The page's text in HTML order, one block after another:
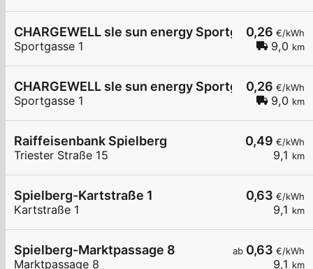
0,26 €/kWh
9,0 km
CHARGEWELL sle sun energy Sportgasse 1
Sportgasse 1
0,26 €/kWh
9,0 km
CHARGEWELL sle sun energy Sportgasse 2
Sportgasse 1
0,49 €/kWh
9,1 km
Raiffeisenbank Spielberg
Triester Straße 15
0,63 €/kWh
9,1 km
Spielberg-Kartstraße 1
Kartstraße 1
ab 0,63 €/kWh
9,1 km
Spielberg-Marktpassage 8
Marktpassage 8